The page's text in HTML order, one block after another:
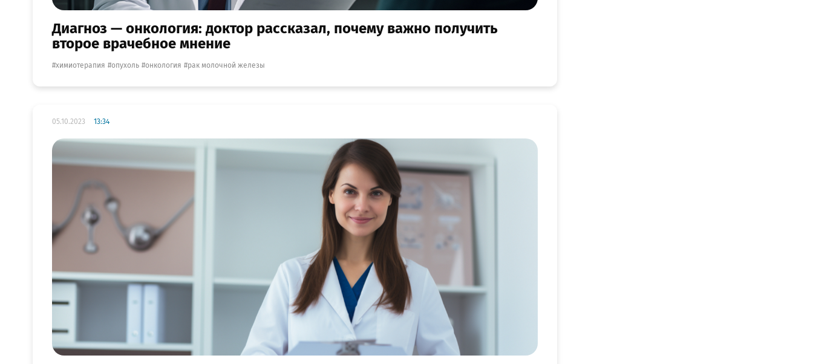
Диагноз — онкология: доктор рассказал, почему важно получить
второе врачебное мнение
химиотерапия опухоль онкология рак молочной железы
05.10.2023 13:34